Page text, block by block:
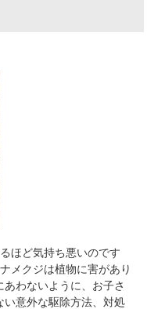
ほど気持ち悪いのです
メクジは植物に害があり
わないように、お子さ
い意外な駆除方法、対処